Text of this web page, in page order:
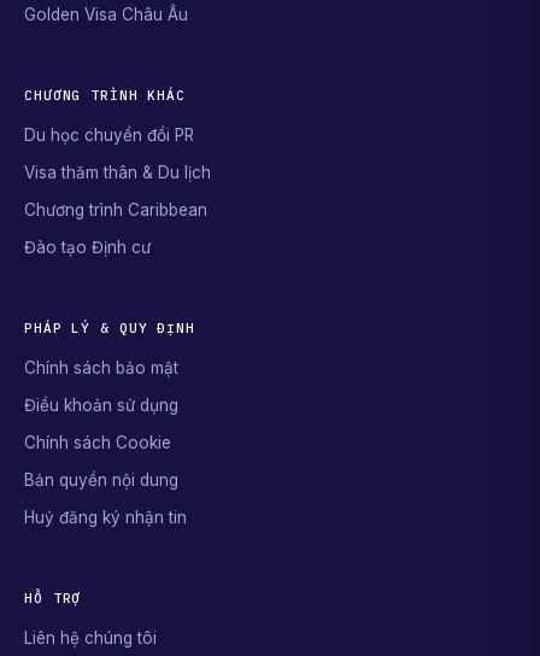
Golden Visa Châu Âu
CHƯƠNG TRÌNH KHÁC
Du học chuyển đổi PR
Visa thăm thân & Du lịch
Chương trình Caribbean
Đào tạo Định cư
PHÁP LÝ & QUY ĐỊNH
Chính sách bảo mật
Điều khoản sử dụng
Chính sách Cookie
Bản quyền nội dung
Huỷ đăng ký nhận tin
HỖ TRỢ
Liên hệ chúng tôi